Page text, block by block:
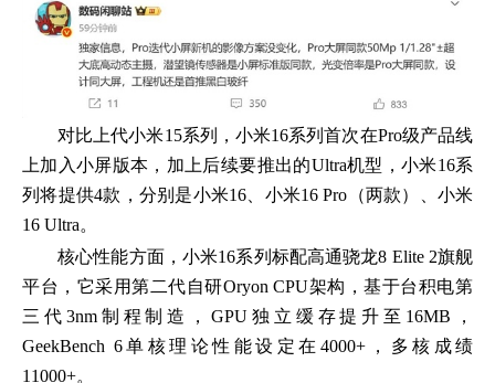
对比上代小米15系列，小米16系列首次在Pro级产品线
上加入小屏版本，加上后续要推出的Ultra机型，小米16系
列将提供4款，分别是小米16、小米16 Pro（两款）、小米
16 Ultra。
核心性能方面，小米16系列标配高通骁龙8 Elite 2旗舰
平台，它采用第二代自研Oryon CPU架构，基于台积电第
三代3nm制程制造，GPU独立缓存提升至16MB，
GeekBench 6单核理论性能设定在4000+，多核成绩
11000+。